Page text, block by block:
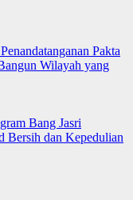
Pakta
Wilayah yang
Bang Jasri
Bersih dan Kepedulian